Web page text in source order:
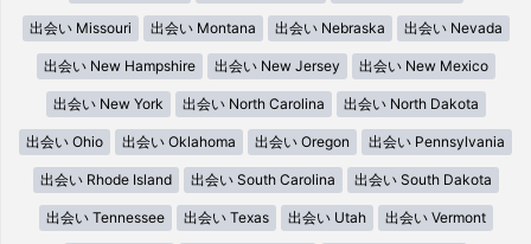
出会い Missouri 出会い Montana 出会い Nebraska 出会い Nevada
出会い New Hampshire 出会い New Jersey 出会い New Mexico
出会い New York 出会い North Carolina 出会い North Dakota
出会い Ohio 出会い Oklahoma 出会い Oregon 出会い Pennsylvania
出会い Rhode Island 出会い South Carolina 出会い South Dakota
出会い Tennessee 出会い Texas 出会い Utah 出会い Vermont